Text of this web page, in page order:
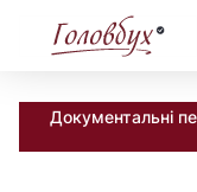
Документальні